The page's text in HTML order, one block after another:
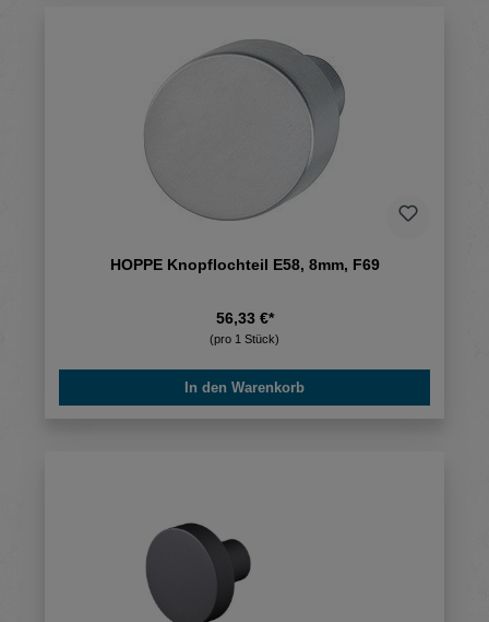
HOPPE Knopflochteil E58, 8mm, F69
56,33 €*
(pro 1 Stück)
In den Warenkorb